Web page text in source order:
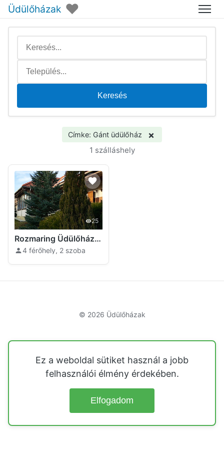
Üdülőházak ♥ Menü
Keresés
Címke: Gánt üdülőház ×
1 szálláshely
25
Rozmaring Üdülőház Gánt
4 férőhely, 2 szoba
© 2026 Üdülőházak
Ez a weboldal sütiket használ a jobb
felhasználói élmény érdekében.
Elfogadom